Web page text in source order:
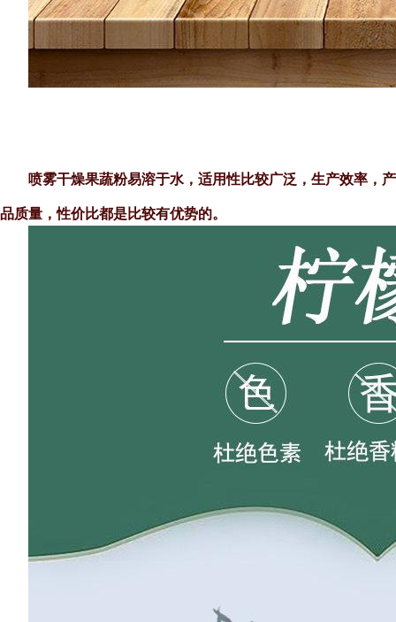
喷雾干燥果蔬粉易溶于水，适用性比较广泛，生产效率，产
品质量，性价比都是比较有优势的。